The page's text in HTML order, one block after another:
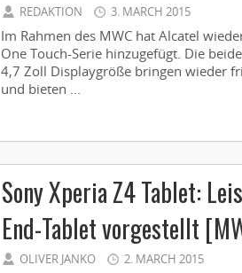
REDAKTION 3. MARCH 2015
Im Rahmen des MWC hat Alcatel
One Touch-Serie hinzugefügt. Die
4,7 Zoll Displaygröße bringen wieder
und bieten ...
Sony Xperia Z4 Tablet:
End-Tablet vorgestellt
OLIVER JANKO 2. MARCH 2015